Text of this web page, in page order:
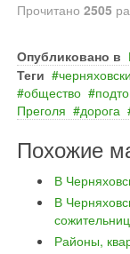
Прочитано 2505
Опубликовано в
Теги
общество
Преголя
дорога
Похожие
В
В
Районы,